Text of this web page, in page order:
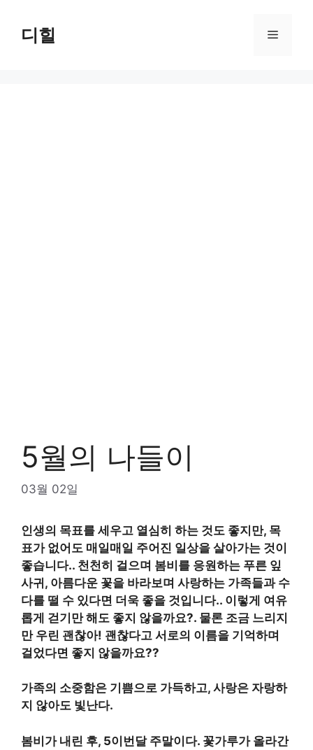
content디힐 Menu
5월의 나들이
03월 02일
인생의 목표를 세우고 열심히 하는 것도 좋지만, 목
표가 없어도 매일매일 주어진 일상을 살아가는 것이
좋습니다.. 천천히 걸으며 봄비를 응원하는 푸른 잎
사귀, 아름다운 꽃을 바라보며 사랑하는 가족들과 수
다를 떨 수 있다면 더욱 좋을 것입니다.. 이렇게 여유
롭게 걷기만 해도 좋지 않을까요?. 물론 조금 느리지
만 우린 괜찮아! 괜찮다고 서로의 이름을 기억하며
걸었다면 좋지 않을까요??
가족의 소중함은 기쁨으로 가득하고, 사랑은 자랑하
지 않아도 빛난다.
봄비가 내린 후, 5이번달 주말이다. 꽃가루가 올라간